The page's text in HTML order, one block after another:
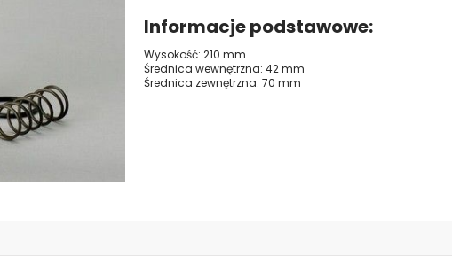
Informacje podstawowe
Wysokość: 210 mm
Średnica wewnętrzna: 42 mm
Średnica zewnętrzna: 70 mm